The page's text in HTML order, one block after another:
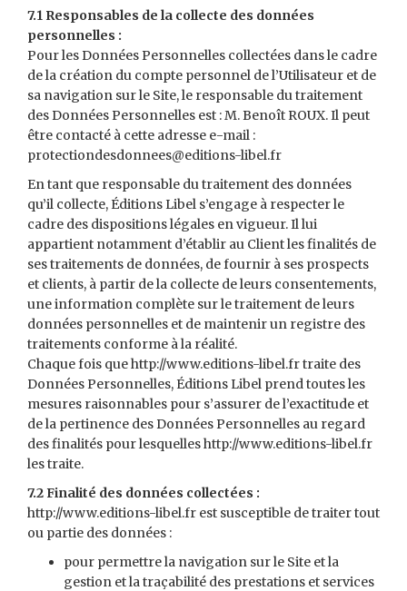
7.1 Responsables de la collecte des données
personnelles :
Pour les Données Personnelles collectées dans le cadre
de la création du compte personnel de l’Utilisateur et de
sa navigation sur le Site, le responsable du traitement
des Données Personnelles est : M. Benoît ROUX. Il peut
être contacté à cette adresse e-mail :
protectiondesdonnees@editions-libel.fr
En tant que responsable du traitement des données
qu’il collecte, Éditions Libel s’engage à respecter le
cadre des dispositions légales en vigueur. Il lui
appartient notamment d’établir au Client les finalités de
ses traitements de données, de fournir à ses prospects
et clients, à partir de la collecte de leurs consentements,
une information complète sur le traitement de leurs
données personnelles et de maintenir un registre des
traitements conforme à la réalité.
Chaque fois que http://www.editions-libel.fr traite des
Données Personnelles, Éditions Libel prend toutes les
mesures raisonnables pour s’assurer de l’exactitude et
de la pertinence des Données Personnelles au regard
des finalités pour lesquelles http://www.editions-libel.fr
les traite.
7.2 Finalité des données collectées :
http://www.editions-libel.fr est susceptible de traiter tout
ou partie des données :
pour permettre la navigation sur le Site et la
gestion et la traçabilité des prestations et services